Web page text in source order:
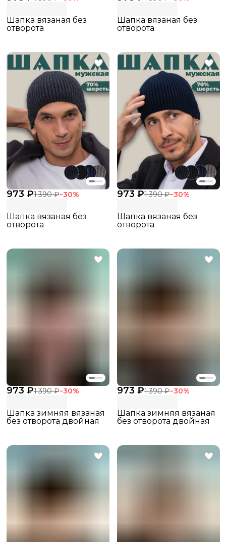
Шапка вязаная без
отворота
Шапка вязаная без
отворота
973 ₽1 390 ₽−30%
Шапка вязаная без
отворота
973 ₽1 390 ₽−30%
Шапка вязаная без
отворота
973 ₽1 390 ₽−30%
Шапка зимняя вязаная
без отворота двойная
973 ₽1 390 ₽−30%
Шапка зимняя вязаная
без отворота двойная